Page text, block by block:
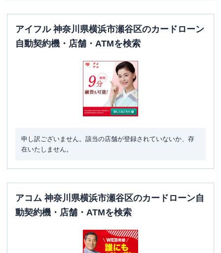
アイフル 神奈川県横浜市瀬谷区のカードローン
自動契約機・店舗・ATMを検索
申し訳ございません。該当の店舗が登録されていないか、存
在いたしません。
アコム 神奈川県横浜市瀬谷区のカードローン自
動契約機・店舗・ATMを検索